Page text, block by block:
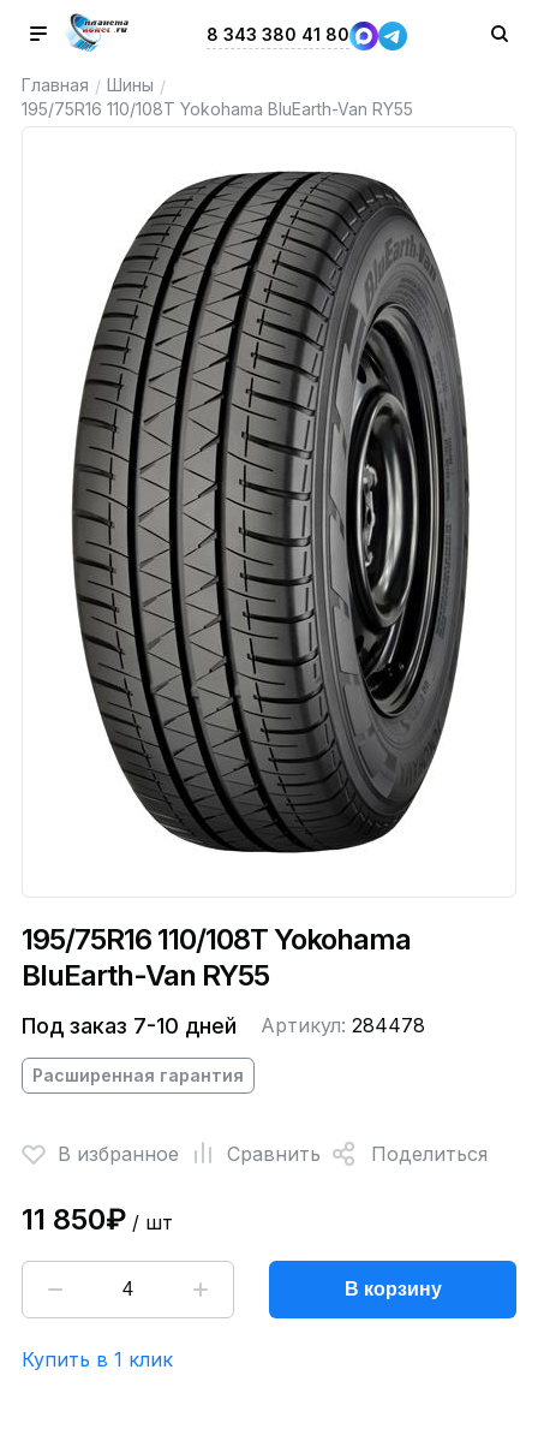
8 343 380 41 80
Главная / Шины /
195/75R16 110/108T Yokohama BluEarth-Van RY55
195/75R16 110/108T Yokohama
BluEarth-Van RY55
Под заказ 7-10 дней Артикул: 284478
Расширенная гарантия
В избранное Сравнить Поделиться
11 850₽/ шт
В корзину
Купить в 1 клик